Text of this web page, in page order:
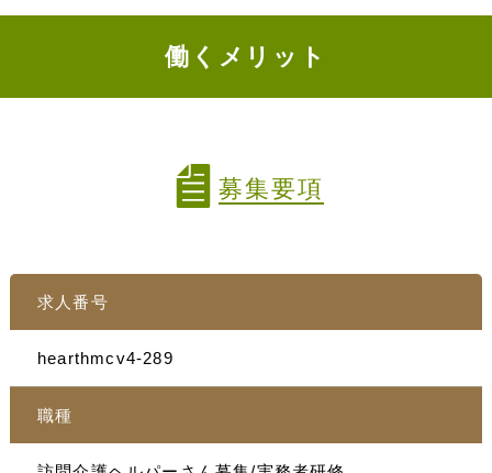
働くメリット
募集要項
求人番号
hearthmcv4-289
職種